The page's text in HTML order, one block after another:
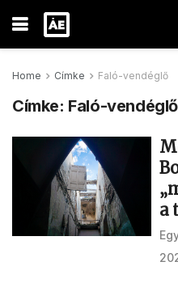
Home Címke Faló-vendéglő
Címke: Faló-vendéglő
a